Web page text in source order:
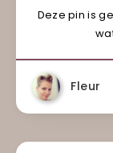
Deze pin is
Fleur